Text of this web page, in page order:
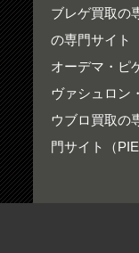
ブレゲ買取の
の専門サイト
オーデマ・ピ
ヴァシュロン
ウブロ買取の
門サイト（